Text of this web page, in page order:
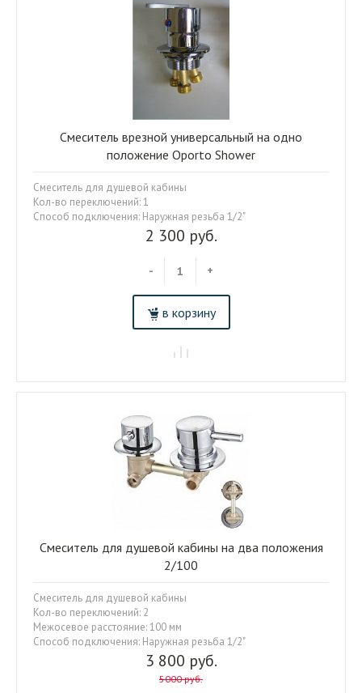
2 300 руб.
- +
в корзину
Смеситель врезной универсальный на одно
положение Oporto Shower
Смеситель для душевой кабины
Кол-во переключений: 1
Способ подключения: Наружная резьба 1/2"
3 800 руб.
5000 руб.
Смеситель для душевой кабины на два положения
2/100
Смеситель для душевой кабины
Кол-во переключений: 2
Межосевое расстояние: 100 мм
Способ подключения: Наружная резьба 1/2"